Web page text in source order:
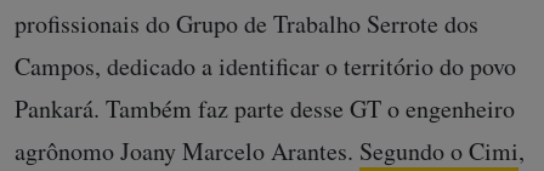
profissionais do Grupo de Trabalho Serrote dos
Campos, dedicado a identificar o território do povo
Pankará. Também faz parte desse GT o engenheiro
agrônomo Joany Marcelo Arantes. Segundo o Cimi,